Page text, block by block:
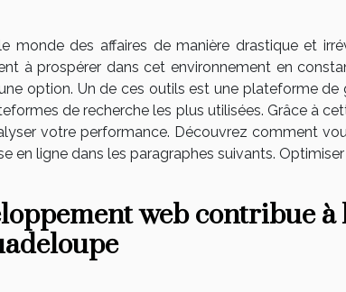
monde des affaires de manière drastique et
à prospérer dans cet environnement en
option. Un de ces outils est une plateforme de
de recherche les plus utilisées. Grâce à
votre performance. Découvrez comment
ligne dans les paragraphes suivants.
web contribue à